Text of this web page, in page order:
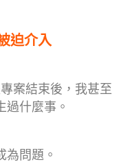
迫介入
案結束後，我甚至
過什麼事。
為問題。